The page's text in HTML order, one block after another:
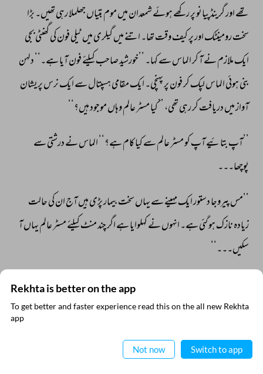
تھے اور گرینڈ پیانو پر رکھے ہوئے شمعدان میں موم بتیاں جھلملا رہی تھیں۔ بڑا
سخت رومینٹک اور پر کیف وقت تھا۔ اتنے میں گیلری میں ٹیلی فون کی گھنٹی بجی
ایک ملازم نے آ کر الماس سے کہا۔ ’’خورشید صاحب کیلئے فون آیا ہے۔‘‘ دلہن
بنی ہوئی الماس لپک کر فون پر پہنچی۔ ایک مقامی ہسپتال سے ایک نرس پریشان
آواز میں دریافت کر رہی تھی، ’’کیا مسٹر عالم وہاں موجود ہیں؟‘‘
’’آپ بتائیے آپ کو مسٹر عالم سے کیا کام ہے؟‘‘ الماس نے درشتی سے
پوچھا۔۔۔
’’مس پیروجا دستور ایک مہینے سے یہاں سخت بیمار پڑی ہیں آج ان کی حالت
زیادہ نازک ہو گئی ہے۔ انہوں نے کہلوایا ہے اگر چند منٹ کیلئے مسٹر عالم یہاں آ
سکیں۔۔۔‘‘
’’یس آئی ایم شیور۔۔۔‘‘ الماس نے گرج کر
Rekhta is better on the app
To get better and faster experience read this on the all new Rekhta
app
Not now Switch to app